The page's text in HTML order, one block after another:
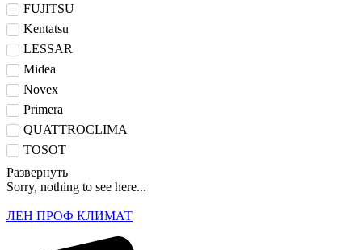
FUJITSU
Kentatsu
LESSAR
Midea
Novex
Primera
QUATTROCLIMA
TOSOT
Развернуть
Sorry, nothing to see here...
ЛЕН ПРОФ КЛИМАТ